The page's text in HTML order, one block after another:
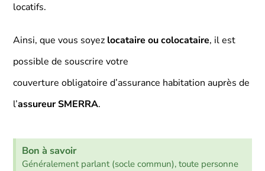
locatifs.
Ainsi, que vous soyez locataire ou colocataire, il est
possible de souscrire votre
couverture obligatoire d’assurance habitation auprès de
l’assureur SMERRA.
Bon à savoir
Généralement parlant (socle commun), toute personne